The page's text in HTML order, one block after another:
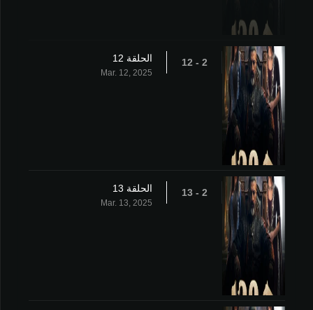
2 - 12 الحلقة 12
Mar. 12, 2025
2 - 13 الحلقة 13
Mar. 13, 2025